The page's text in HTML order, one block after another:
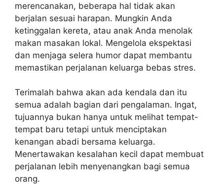
merencanakan, beberapa hal tidak akan
berjalan sesuai harapan. Mungkin Anda
ketinggalan kereta, atau anak Anda menolak
makan masakan lokal. Mengelola ekspektasi
dan menjaga selera humor dapat membantu
memastikan perjalanan keluarga bebas stres.
Terimalah bahwa akan ada kendala dan itu
semua adalah bagian dari pengalaman. Ingat,
tujuannya bukan hanya untuk melihat tempat-
tempat baru tetapi untuk menciptakan
kenangan abadi bersama keluarga.
Menertawakan kesalahan kecil dapat membuat
perjalanan lebih menyenangkan bagi semua
orang.